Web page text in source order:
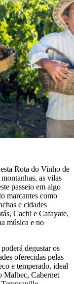
Rota do Vinho de
as vilas
passeio em algo
marcantes como
e cidades
Cachi e Cafayate,
música e no
degustar os
oferecidas pelas
e temperado, ideal
Malbec, Cabernet